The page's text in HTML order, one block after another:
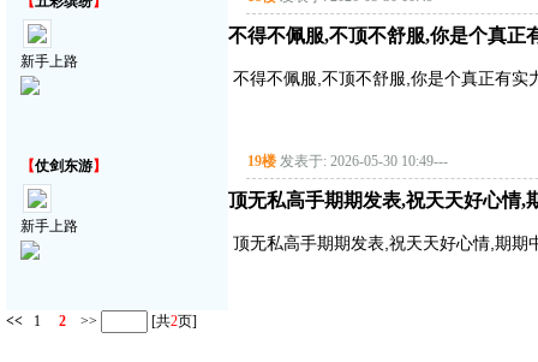
新手上路
不得不佩服,不顶不舒服,你是个真正
不得不佩服,不顶不舒服,你是个真正有实
【仗剑东游】
新手上路
19楼 发表于: 2026-05-30 10:49---
顶无私高手期期发表,祝天天好心情,
顶无私高手期期发表,祝天天好心情,期期
<< 1 2 >> [共2页]